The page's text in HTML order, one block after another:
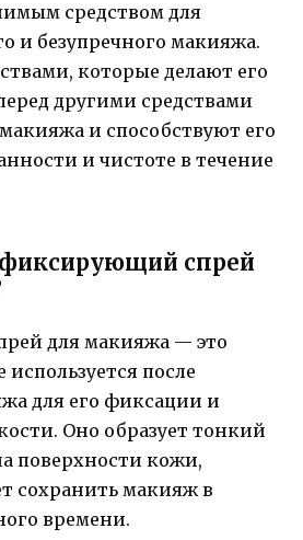
средством для
и безупречного макияжа.
которые делают его
другими средствами
и способствуют его
и чистоте в течение
фиксирующий спрей
для макияжа — это
используется после
для его фиксации и
Оно образует тонкий
поверхности кожи,
сохранить макияж в
времени.